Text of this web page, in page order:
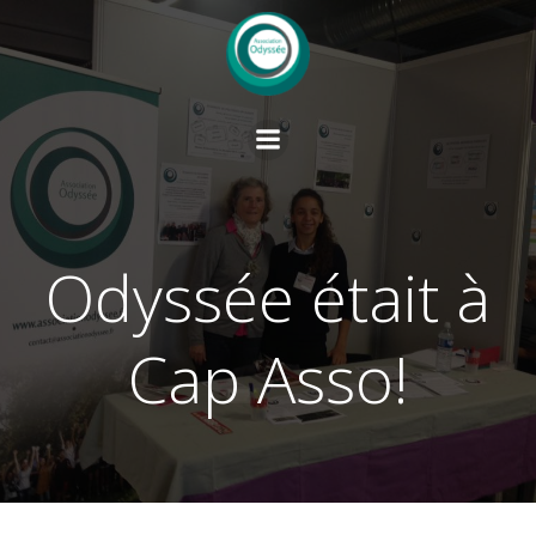
Aller
au
contenu
Odyssée était à
Cap Asso!